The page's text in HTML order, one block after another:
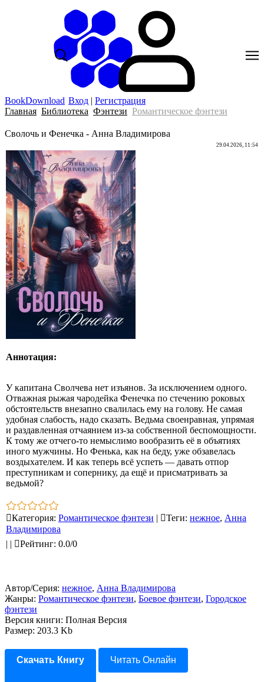
BookDownload Вход | Регистрация
Главная Библиотека Фэнтези Романтическое фэнтези
Сволочь и Фенечка - Анна Владимирова
29.04.2026, 11:54
Аннотация:
У капитана Сволчева нет изъянов. За исключением одного.
Отважная рыжая чародейка Фенечка по стечению роковых
обстоятельств внезапно свалилась ему на голову. Не самая
удобная слабость, надо сказать. Ведьма своенравная, упрямая
и раздавленная отчаянием из‑за собственной беспомощности.
К тому же отчего‑то немыслимо вообразить её в объятиях
иного мужчины. Но Фенька, как на беду, уже обзавелась
воздыхателем. И как теперь всё успеть — давать отпор
преступникам и сопернику, да ещё и присматривать за
ведьмой?
Категория: Романтическое фэнтези | Теги: нежное, Анна
Владимирова
| | Рейтинг: 0.0/0
Автор/Серия: нежное, Анна Владимирова
Жанры: Романтическое фэнтези, Боевое фэнтези, Городское
фэнтези
Версия книги: Полная Версия
Размер: 203.3 Kb
Скачать Книгу Читать Онлайн